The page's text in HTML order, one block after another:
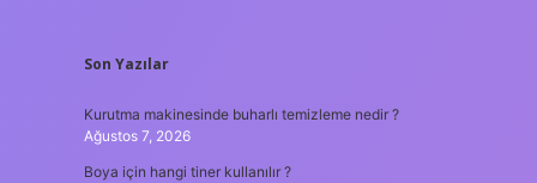
SIDEBAR
Son Yazılar
Kurutma makinesinde buharlı temizleme nedir ?
Ağustos 7, 2026
Boya için hangi tiner kullanılır ?